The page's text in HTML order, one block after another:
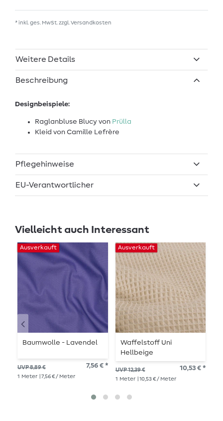
* inkl. ges. MwSt. zzgl. Versandkosten
Weitere Details
Beschreibung
Designbeispiele:
Raglanbluse Blucy von Prülla
Kleid von Camille Lefrère
Pflegehinweise
EU-Verantwortlicher
Vielleicht auch Interessant
Ausverkauft
Baumwolle - Lavendel
UVP 8,89 € 7,56 € *
1 Meter | 7,56 € / Meter
Ausverkauft
Waffelstoff Uni
Hellbeige
UVP 12,39 € 10,53 € *
1 Meter | 10,53 € / Meter